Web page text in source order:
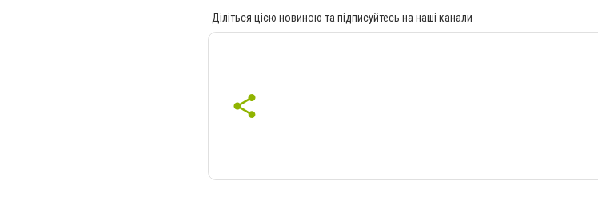
Діліться цією новиною та підписуйтесь на наші канали